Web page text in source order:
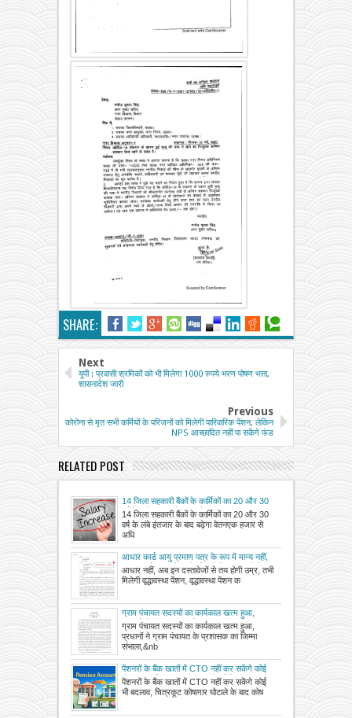
SHARE:
Next
यूपी : प्रवासी श्रमिकों को भी मिलेगा 1000 रुपये भरण पोषण भत्ता,
शासनादेश जारी
Previous
कोरोना से मृत सभी कर्मियों के परिजनों को मिलेगी पारिवारिक पेंशन, लेकिन
NPS आच्छादित नहीं पा सकेंगे फंड
RELATED POST
14 जिला सहकारी बैंकों के कार्मिकों का 20 और 30
वर्ष के लंबे इंतजार के बाद बढ़ेगा वेतन
14 जिला सहकारी बैंकों के कार्मिकों का 20 और 30
वर्ष के लंबे इंतजार के बाद बढ़ेगा वेतनएक हजार से
अधि
आधार कार्ड आयु प्रमाण पत्र के रूप में मान्य नहीं,
वृद्धावस्था पेंशन आवेदन के नियमों में बदलाव, देखें
शासनादेश
आधार नहीं, अब इन दस्तावेजों से तय होगी उम्र, तभी
मिलेगी वृद्धावस्था पेंशन, वृद्धावस्था पेंशन क
ग्राम पंचायत सदस्यों का कार्यकाल खत्म हुआ,
प्रधानों ने ग्राम पंचायत के प्रशासक का जिम्मा
संभाला, सचिव के साथ मिलकर चलाएंगे ग्राम पंचायत
का कार्य
ग्राम पंचायत सदस्यों का कार्यकाल खत्म हुआ,
प्रधानों ने ग्राम पंचायत के प्रशासक का जिम्मा
संभाला,&nb
पेंशनरों के बैंक खातों में CTO नहीं कर सकेंगे कोई
भी बदलाव, चित्रकूट कोषागार घोटाले के बाद
कोषागारों के लिए एसओपी जारी
पेंशनरों के बैंक खातों में CTO नहीं कर सकेंगे कोई
भी बदलाव, चित्रकूट कोषागार घोटाले के बाद कोष